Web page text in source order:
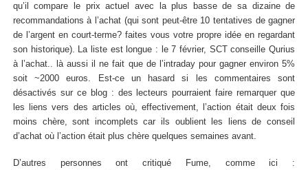
qu’il compare le prix actuel avec la plus basse de sa dizaine de
recommandations à l’achat (qui sont peut-être 10 tentatives de gagner
de l’argent en court-terme? faites vous votre propre idée en regardant
son historique). La liste est longue : le 7 février, SCT conseille Qurius
à l’achat.. là aussi il ne fait que de l’intraday pour gagner environ 5%
soit ~2000 euros. Est-ce un hasard si les commentaires sont
désactivés sur ce blog : des lecteurs pourraient faire remarquer que
les liens vers des articles où, effectivement, l’action était deux fois
moins chère, sont incomplets car ils oublient les liens de conseil
d’achat où l’action était plus chère quelques semaines avant.
D’autres personnes ont critiqué Fume, comme ici :